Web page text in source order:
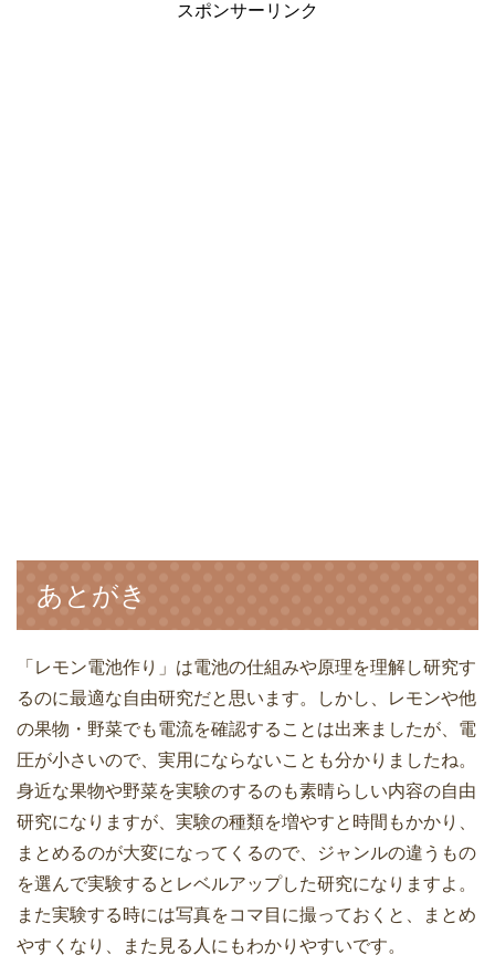
スポンサーリンク
あとがき
「レモン電池作り」は電池の仕組みや原理を理解し研究す
るのに最適な自由研究だと思います。しかし、レモンや他
の果物・野菜でも電流を確認することは出来ましたが、電
圧が小さいので、実用にならないことも分かりましたね。
身近な果物や野菜を実験のするのも素晴らしい内容の自由
研究になりますが、実験の種類を増やすと時間もかかり、
まとめるのが大変になってくるので、ジャンルの違うもの
を選んで実験するとレベルアップした研究になりますよ。
また実験する時には写真をコマ目に撮っておくと、まとめ
やすくなり、また見る人にもわかりやすいです。